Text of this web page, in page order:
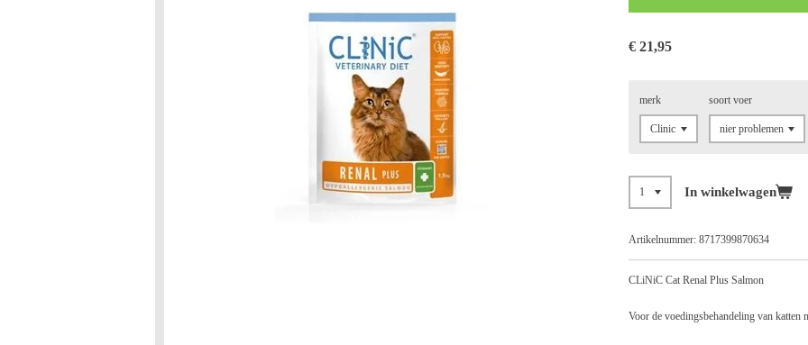
€ 21,95
merk soort voer
In winkelwagen
Artikelnummer: 8717399870634
CLiNiC Cat Renal Plus Salmon
Voor de voedingsbehandeling van katten